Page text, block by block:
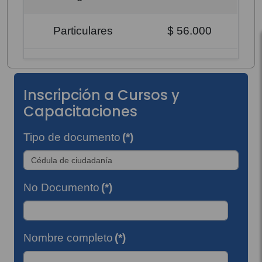
Particulares $ 56.000
Inscripción a Cursos y
Capacitaciones
Tipo de documento (*)
No Documento (*)
Nombre completo (*)